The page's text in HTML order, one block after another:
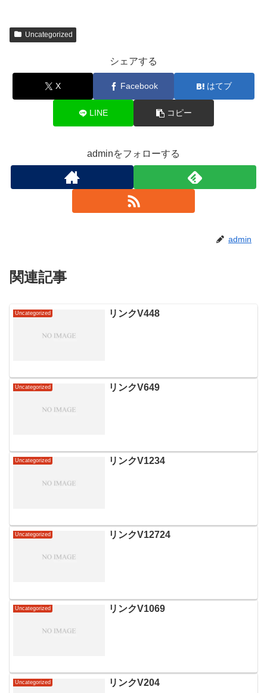
Uncategorized
シェアする
X Facebook はてブ
LINE コピー
adminをフォローする
admin
関連記事
Uncategorized リンクV448
Uncategorized リンクV649
Uncategorized リンクV1234
Uncategorized リンクV12724
Uncategorized リンクV1069
Uncategorized リンクV204